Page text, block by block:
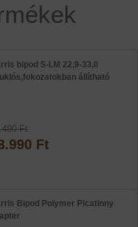
bipod S-LM 22,9-33,0
állítható
Ft
Ft
Bipod Polymer Picatinny